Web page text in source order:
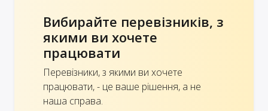
Вибирайте перевізників, з
якими ви хочете
працювати
Перевізники, з якими ви хочете
працювати, - це ваше рішення, а не
наша справа.